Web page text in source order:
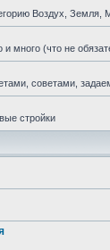
Воздух, Земля,
и много (что не
советами,
стройки